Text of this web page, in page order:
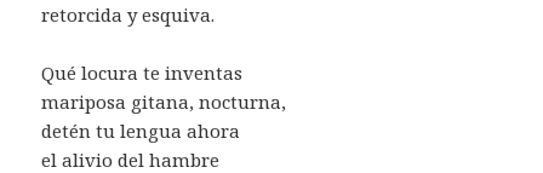
retorcida y esquiva.
Qué locura te inventas
mariposa gitana, nocturna,
detén tu lengua ahora
el alivio del hambre